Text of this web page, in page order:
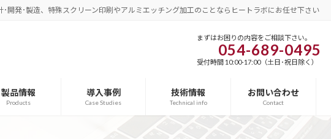
開発･製造、特殊スクリーン印刷やアルミエッチング加工のことならヒートラボにお任せ下さい
まずはお困りの内容をご相談下さい。
054-689-0495
受付時間 10:00-17:00（土日･祝日除く）
製品情報
Products
導入事例
Case Studies
技術情報
Technical info
お問い合わせ
Contact